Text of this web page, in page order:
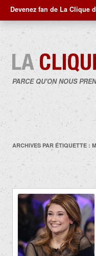
Devenez fan de La Clique
PARCE QU'ON NOUS
ARCHIVES PAR ÉTIQUETTE :